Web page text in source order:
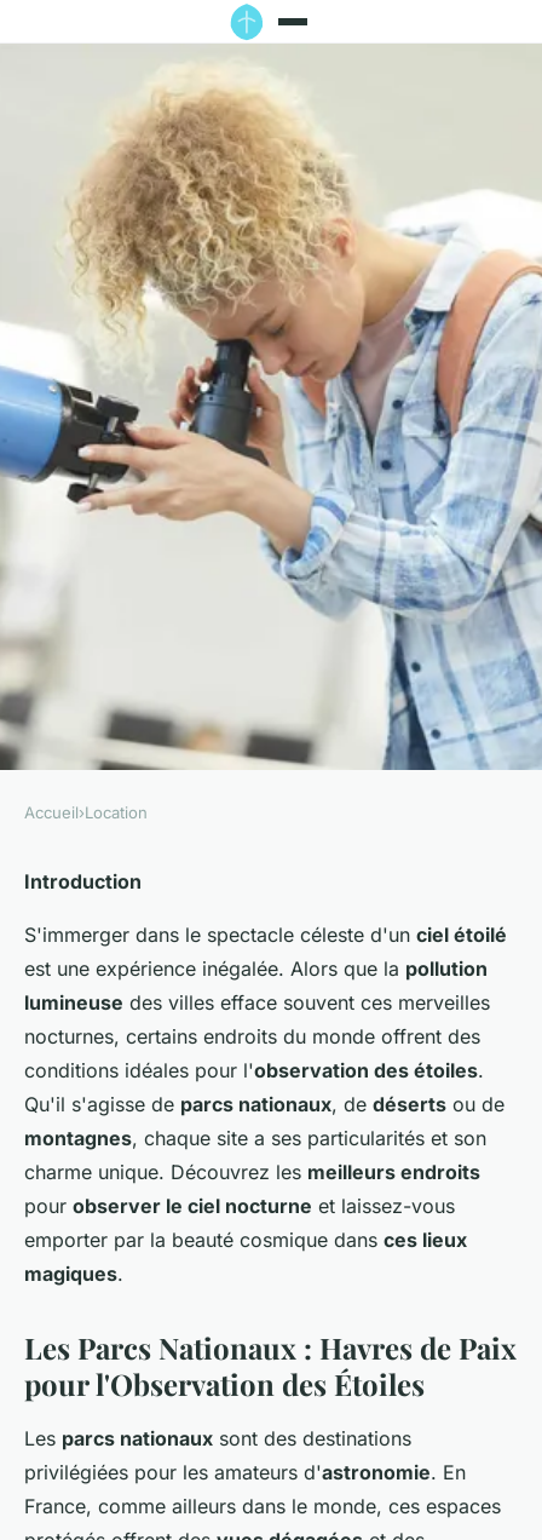
Quelles sont les meilleures
locations pour observer les
étoiles dans un ciel dégagé?
Accueil›Location
Introduction
S'immerger dans le spectacle céleste d'un ciel étoilé
est une expérience inégalée. Alors que la pollution
lumineuse des villes efface souvent ces merveilles
nocturnes, certains endroits du monde offrent des
conditions idéales pour l'observation des étoiles.
Qu'il s'agisse de parcs nationaux, de déserts ou de
montagnes, chaque site a ses particularités et son
charme unique. Découvrez les meilleurs endroits
pour observer le ciel nocturne et laissez-vous
emporter par la beauté cosmique dans ces lieux
magiques.
Les Parcs Nationaux : Havres de Paix
pour l'Observation des Étoiles
Les parcs nationaux sont des destinations
privilégiées pour les amateurs d'astronomie. En
France, comme ailleurs dans le monde, ces espaces